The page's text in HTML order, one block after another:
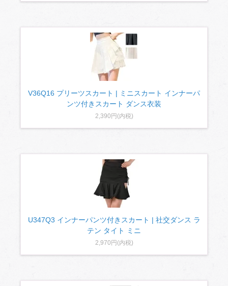
V36Q16 プリーツスカート | ミニスカート インナーパ
ンツ付きスカート ダンス衣装
2,390円(内税)
U347Q3 インナーパンツ付きスカート | 社交ダンス ラ
テン タイト ミニ
2,970円(内税)